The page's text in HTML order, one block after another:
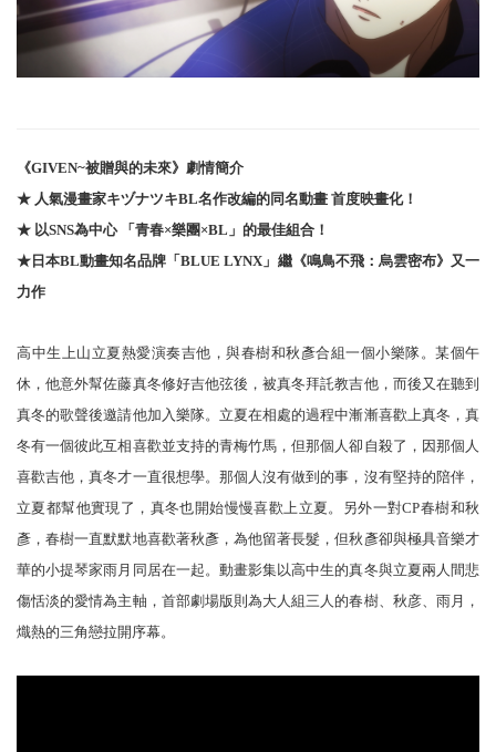
《GIVEN~被贈與的未來》劇情簡介
★ 人氣漫畫家キヅナツキBL名作改編的同名動畫 首度映畫化！
★ 以SNS為中心 「青春×樂團×BL」的最佳組合！
★日本BL動畫知名品牌「BLUE LYNX」繼《鳴鳥不飛：烏雲密布》又一
力作
高中生上山立夏熱愛演奏吉他，與春樹和秋彥合組一個小樂隊。某個午
休，他意外幫佐藤真冬修好吉他弦後，被真冬拜託教吉他，而後又在聽到
真冬的歌聲後邀請他加入樂隊。立夏在相處的過程中漸漸喜歡上真冬，真
冬有一個彼此互相喜歡並支持的青梅竹馬，但那個人卻自殺了，因那個人
喜歡吉他，真冬才一直很想學。那個人沒有做到的事，沒有堅持的陪伴，
立夏都幫他實現了，真冬也開始慢慢喜歡上立夏。另外一對CP春樹和秋
彥，春樹一直默默地喜歡著秋彥，為他留著長髮，但秋彥卻與極具音樂才
華的小提琴家雨月同居在一起。動畫影集以高中生的真冬與立夏兩人間悲
傷恬淡的愛情為主軸，首部劇場版則為大人組三人的春樹、秋彦、雨月，
熾熱的三角戀拉開序幕。